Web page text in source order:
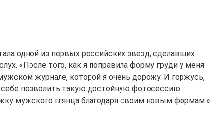
одной из первых российских звезд, сделавших
«После того, как я поправила форму груди у меня
журнале, которой я очень дорожу. И горжусь,
себе позволить такую достойную фотосессию.
мужского глянца благодаря своим новым формам.»